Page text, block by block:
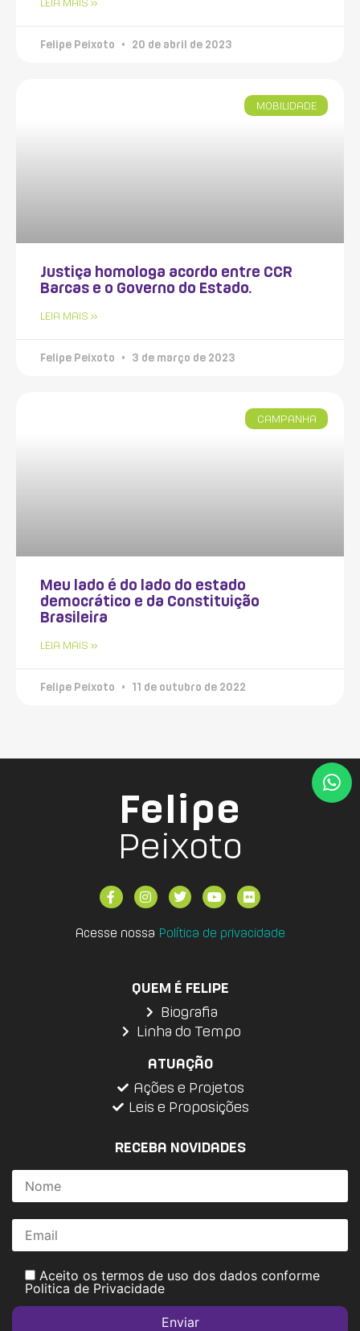
Felipe Peixoto 20 de abril de 2023
MOBILIDADE
Justiça homologa acordo entre CCR
Barcas e o Governo do Estado.
LEIA MAIS »
Felipe Peixoto 3 de março de 2023
CAMPANHA
Meu lado é do lado do estado
democrático e da Constituição
Brasileira
LEIA MAIS »
Felipe Peixoto 11 de outubro de 2022
Felipe
Peixoto
Acesse nossa Política de privacidade
QUEM É FELIPE
Biografia
Linha do Tempo
ATUAÇÃO
Ações e Projetos
Leis e Proposições
RECEBA NOVIDADES
Aceito os termos de uso dos dados conforme
Politica de Privacidade